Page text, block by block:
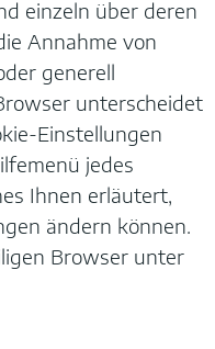
einzeln über deren
Annahme von
generell
unterscheidet
Einstellungen
jedes
Ihnen erläutert,
ändern können.
Browser unter